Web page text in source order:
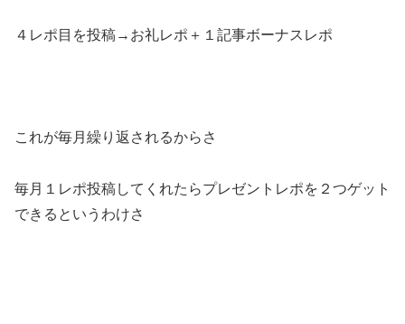
４レポ目を投稿→お礼レポ＋１記事ボーナスレポ
これが毎月繰り返されるからさ
毎月１レポ投稿してくれたらプレゼントレポを２つゲット
できるというわけさ